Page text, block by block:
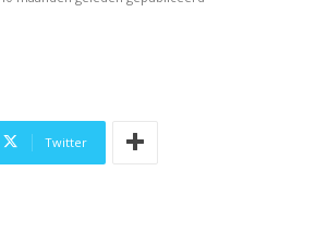
Twitter